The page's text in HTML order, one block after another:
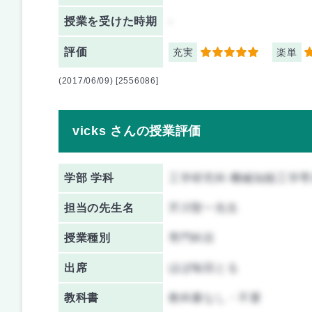
授業を受けた時期
評価 充実 5 楽単 3
(2017/06/09) [2556086]
vicks さんの授業評価
学部 学科 工学研究科 機械知能工学
担当の先生名
授業種別 専門科目
出席 ほぼ毎回とる
教科書 教科書なし・不要